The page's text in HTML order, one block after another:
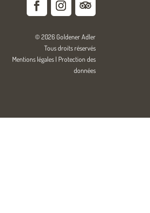
© 2026 Goldener Adler
Tous droits réservés
Mentions légales| Protection des
données